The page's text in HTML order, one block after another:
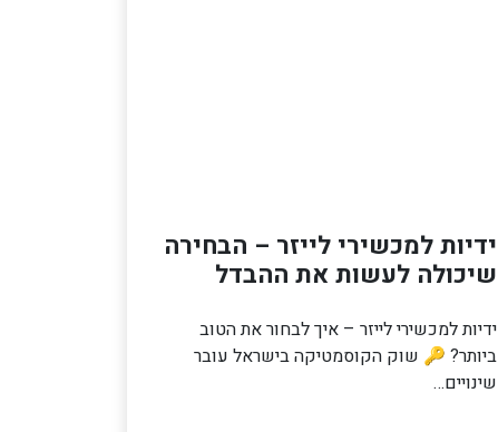
ידיות למכשירי לייזר – הבחירה
שיכולה לעשות את ההבדל
ידיות למכשירי לייזר – איך לבחור את הטוב
ביותר? 🔑 שוק הקוסמטיקה בישראל עובר
שינויים…